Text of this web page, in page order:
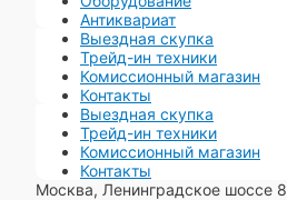
Антиквариат
Выездная скупка
Трейд-ин техники
Комиссионный магазин
Контакты
Выездная скупка
Трейд-ин техники
Комиссионный магазин
Контакты
Москва, Ленинградское шоссе 8